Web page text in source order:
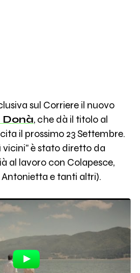
sul Corriere il nuovo
Donà, che dà il titolo al
il prossimo 23 Settembre.
vicini" è stato diretto da
al lavoro con Colapesce,
Antonietta e tanti altri).